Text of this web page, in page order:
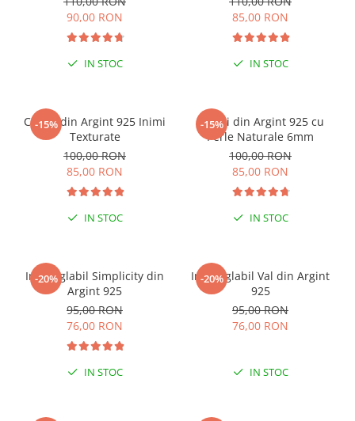
90,00 RON
IN STOC
85,00 RON
IN STOC
-15%
Cercei din Argint 925 Inimi
Texturate
100,00 RON
85,00 RON
IN STOC
-15%
Cercei din Argint 925 cu
Perle Naturale 6mm
100,00 RON
85,00 RON
IN STOC
-20%
Inel reglabil Simplicity din
Argint 925
95,00 RON
76,00 RON
IN STOC
-20%
Inel reglabil Val din Argint
925
95,00 RON
76,00 RON
IN STOC